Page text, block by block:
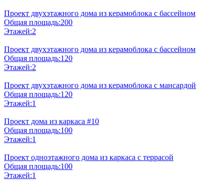
Проект двухэтажного дома из керамоблока с бассейном
Общая площадь:200
Этажей:2
Проект двухэтажного дома из керамоблока с бассейном
Общая площадь:120
Этажей:2
Проект двухэтажного дома из керамоблока с мансардой
Общая площадь:120
Этажей:1
Проект дома из каркаса #10
Общая площадь:100
Этажей:1
Проект одноэтажного дома из каркаса с террасой
Общая площадь:100
Этажей:1